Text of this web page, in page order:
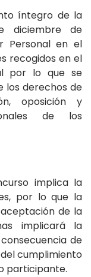
íntegro de la
diciembre de
Personal en el
recogidos en el
por lo que se
los derechos de
oposición y
de los
implica la
por lo que la
de la
implicará la
de
del cumplimiento
participante.